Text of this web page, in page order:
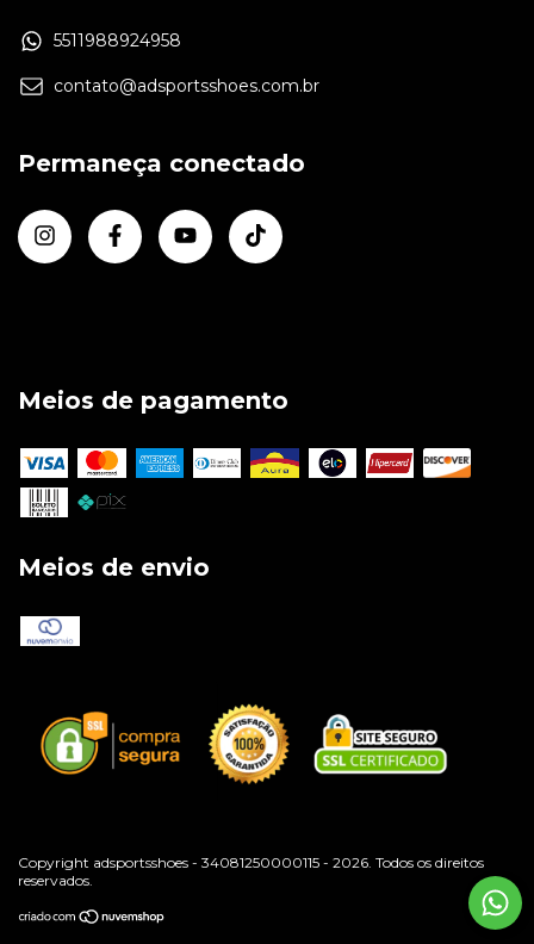
5511988924958
contato@adsportsshoes.com.br
Permaneça conectado
Meios de pagamento
Meios de envio
Copyright adsportsshoes - 34081250000115 - 2026. Todos os direitos
reservados.